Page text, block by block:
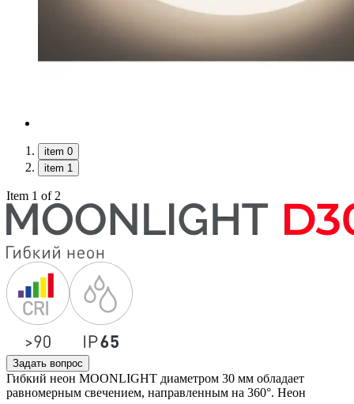
item 0
item 1
Item 1 of 2
Задать вопрос
Гибкий неон MOONLIGHT диаметром 30 мм обладает
равномерным свечением, направленным на 360°. Неон